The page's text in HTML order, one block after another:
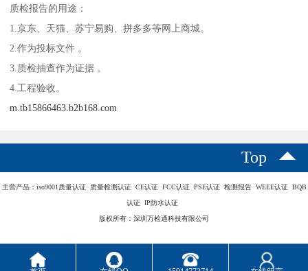
质检报告的用途：
1.京东、天猫、苏宁易购、拼多多等网上商城。
2.作为投标文件 。
3.质检抽查作为证据 。
4.工程验收。
m.tb15866463.b2b168.com
Top
主营产品：iso9001质量认证 质量检测认证 CE认证 FCC认证 PSE认证 检测报告 WEEE认证 BQB
认证 IP防水认证
版权所有：深圳万检通科技有限公司